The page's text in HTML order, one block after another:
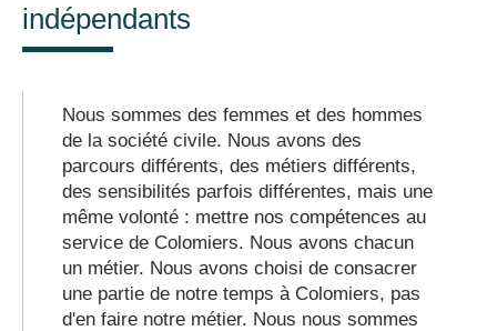
indépendants
Nous sommes des femmes et des hommes
de la société civile. Nous avons des
parcours différents, des métiers différents,
des sensibilités parfois différentes, mais une
même volonté : mettre nos compétences au
service de Colomiers. Nous avons chacun
un métier. Nous avons choisi de consacrer
une partie de notre temps à Colomiers, pas
d'en faire notre métier. Nous nous sommes